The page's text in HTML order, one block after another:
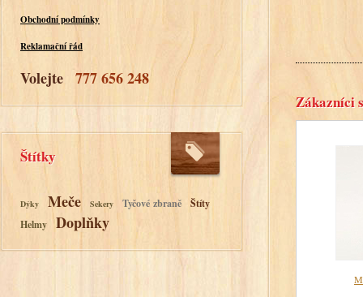
Obchodní podmínky
Reklamační řád
Volejte 777 656 248
Štítky
Dýky Meče Sekery Tyčové zbraně
Štíty
Helmy
Doplňky
Zákazníci